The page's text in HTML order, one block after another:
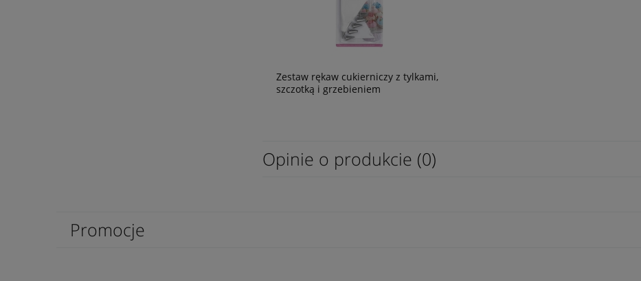
Zestaw rękaw cukierniczy z tylkami,
szczotką i grzebieniem
Opinie o produkcie (0)
Promocje